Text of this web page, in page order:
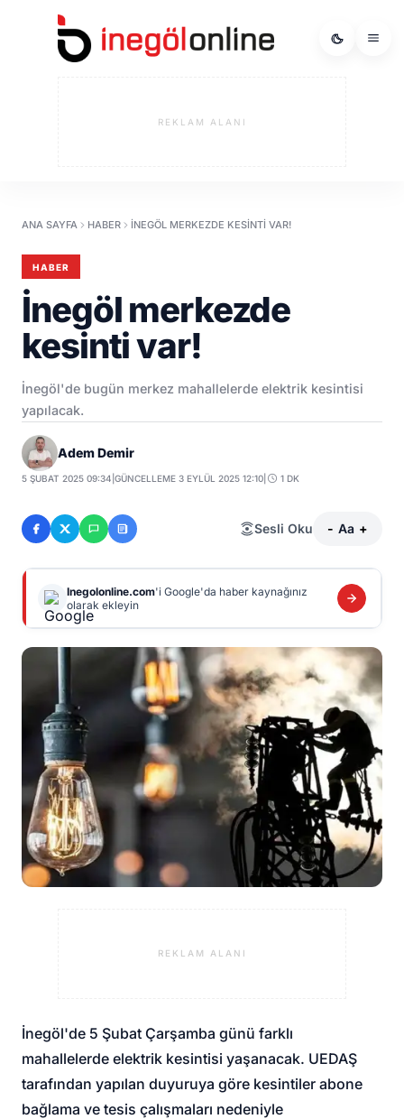
REKLAM ALANI
ANA SAYFA HABER İNEGÖL MERKEZDE KESINTI VAR!
HABER
İnegöl merkezde
kesinti var!
İnegöl'de bugün merkez mahallelerde elektrik kesintisi
yapılacak.
Adem Demir
5 ŞUBAT 2025 09:34 |GÜNCELLEME 3 EYLÜL 2025 12:10 1 DK
Sesli Oku - Aa +
Inegolonline.com'i Google'da haber kaynağınız
olarak ekleyin
REKLAM ALANI
İnegöl'de 5 Şubat Çarşamba günü farklı
mahallelerde elektrik kesintisi yaşanacak. UEDAŞ
tarafından yapılan duyuruya göre kesintiler abone
bağlama ve tesis çalışmaları nedeniyle